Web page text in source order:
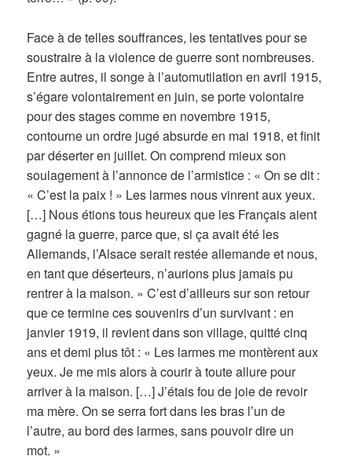
Face à de telles souffrances, les tentatives pour se
soustraire à la violence de guerre sont nombreuses.
Entre autres, il songe à l’automutilation en avril 1915,
s’égare volontairement en juin, se porte volontaire
pour des stages comme en novembre 1915,
contourne un ordre jugé absurde en mai 1918, et finit
par déserter en juillet. On comprend mieux son
soulagement à l’annonce de l’armistice : « On se dit :
« C’est la paix ! » Les larmes nous vinrent aux yeux.
[…] Nous étions tous heureux que les Français aient
gagné la guerre, parce que, si ça avait été les
Allemands, l’Alsace serait restée allemande et nous,
en tant que déserteurs, n’aurions plus jamais pu
rentrer à la maison. » C’est d’ailleurs sur son retour
que ce termine ces souvenirs d’un survivant : en
janvier 1919, il revient dans son village, quitté cinq
ans et demi plus tôt : « Les larmes me montèrent aux
yeux. Je me mis alors à courir à toute allure pour
arriver à la maison. […] J’étais fou de joie de revoir
ma mère. On se serra fort dans les bras l’un de
l’autre, au bord des larmes, sans pouvoir dire un
mot. »